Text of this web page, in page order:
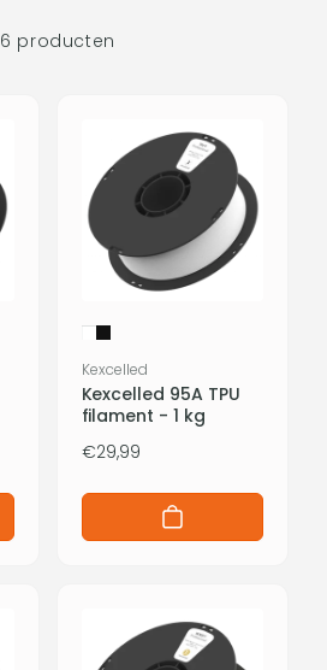
6 producten
Verkoper:
Kexcelled
Kexcelled 95A TPU
filament - 1 kg
Normale
€29,99